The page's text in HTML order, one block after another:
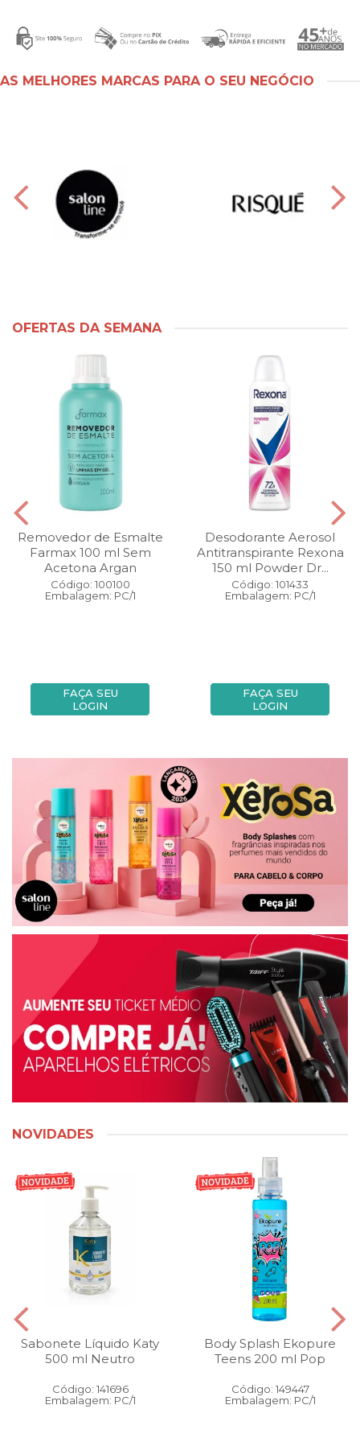
AS MELHORES MARCAS PARA O SEU NEGÓCIO
OFERTAS DA SEMANA
Removedor de Esmalte
Farmax 100 ml Sem
Acetona Argan
Código: 100100
Embalagem: PC/1
FAÇA SEU
LOGIN
Desodorante Aerosol
Antitranspirante Rexona
150 ml Powder Dr...
Código: 101433
Embalagem: PC/1
FAÇA SEU
LOGIN
NOVIDADES
Sabonete Líquido Katy
500 ml Neutro
Código: 141696
Embalagem: PC/1
Body Splash Ekopure
Teens 200 ml Pop
Código: 149447
Embalagem: PC/1